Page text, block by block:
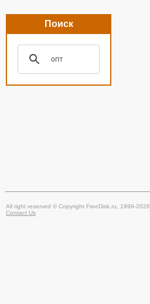
Поиск
All right reserved © Copyright FreeDisk.ru, 1999-2026
Contact Us